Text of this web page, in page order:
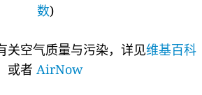
数)
关空气质量与污染，详见维基百科
或者 AirNow